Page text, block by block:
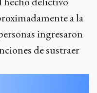
a la
ingresaron
de sustraer